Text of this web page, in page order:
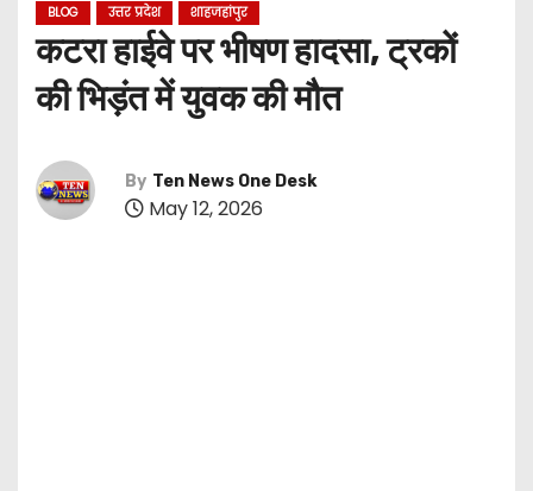
BLOG उत्तर प्रदेश शाहजहांपुर
कटरा हाईवे पर भीषण हादसा, ट्रकों
की भिड़ंत में युवक की मौत
By Ten News One Desk
May 12, 2026